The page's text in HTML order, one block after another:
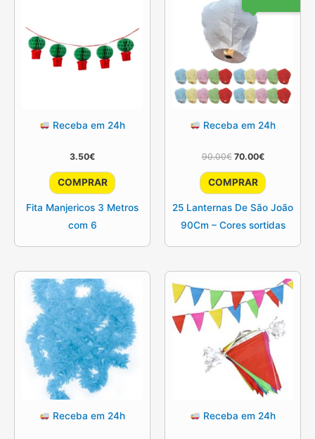
Receba em 24h
3.50€
COMPRAR
Fita Manjericos 3 Metros
com 6
Receba em 24h
90.00€ O
original
era:
70.00€O
atual
é:
COMPRAR
25 Lanternas De São João
90Cm – Cores sortidas
Receba em 24h Receba em 24h